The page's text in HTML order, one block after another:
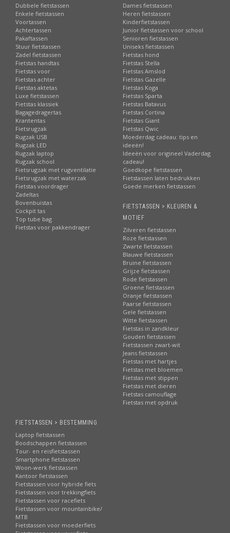
Dubbele fietstassen
Enkele fietstassen
Voortassen
Achtertassen
Pakaftassen
Stuur fietstassen
Zadel fietstassen
Fietstas handtas
Fietstas voor
Fietstas achter
Fietstas aktetas
Luxe fietstassen
Fietstas klassiek
Bagagedragertas
Krantentas
Fietsrugzak
Rugzak USB
Rugzak LED
Rugzak laptop
Rugzak school
Fietsrugzak met rugventilatie
Fietsrugzak met waterzak
Fietstas voordrager
Zadeltas
Bovenbuistas
Cockpit tas
Top tube bag
Fietstas voor pakkendrager
Dames fietstassen
Heren fietstassen
Kinderfietstassen
Junior fietstassen voor school
Senioren fietstassen
Uniseks fietstassen
Fietstas hond
Fietstas Stella
Fietstas Amslod
Fietstas Gazelle
Fietstas Koga
Fietstas Sparta
Fietstas Batavus
Fietstas Cortina
Fietstas Giant
Fietstas Qwic
Moederdag cadeau: tips en
ideeën!
Ideeën voor origineel Vaderdag
cadeau!
Goedkope fietstassen
Fietstassen laten bedrukken
Goede merken fietstassen
FIETSTASSEN > KLEUREN &
MOTIEF
Zilveren fietstassen
Roze fietstassen
Zwarte fietstassen
Blauwe fietstassen
Bruine fietstassen
Grijze fietstassen
Rode fietstassen
Groene fietstassen
Oranje fietstassen
Paarse fietstassen
Gele fietstassen
Witte fietstassen
Fietstas in zandkleur
Gouden fietstassen
Fietstassen zwart-wit
Jeans fietstassen
Fietstas met hartjes
Fietstas met bloemen
Fietstas met stippen
Fietstas met dieren
Fietstas camouflage
Fietstas met opdruk
FIETSTASSEN > BESTEMMING
Laptop fietstassen
Boodschappen fietstassen
Tour- en reisfietstassen
Smartphone fietstassen
Woon-werk fietstassen
Kantoor fietstassen
Fietstassen voor hybride fiets
Fietstassen voor trekkingfiets
Fietstassen voor racefiets
Fietstassen voor mountainbike/
MTB
Fietstassen voor moederfiets